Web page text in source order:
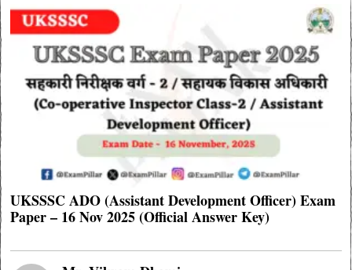
UKSSSC ADO (Assistant Development Officer) Exam
Paper – 16 Nov 2025 (Official Answer Key)